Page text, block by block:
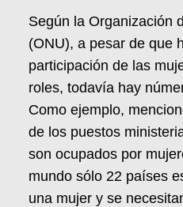
Según la Organización
(ONU), a pesar de que
participación de las
roles, todavía hay
Como ejemplo,
de los puestos
son ocupados por
mundo sólo 22 países
una mujer y se